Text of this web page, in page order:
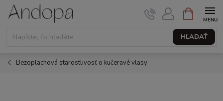
Prejsť
HĽADAŤ
NÁKUPNÝ
KOŠÍK
Bezoplachová starostlivosť o kučeravé vlasy